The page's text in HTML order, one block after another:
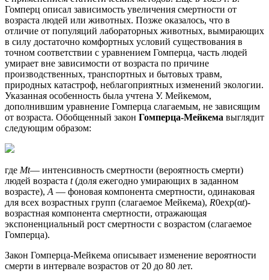
Гомперц описал зависимость увеличения смертности от
возраста людей или животных. Позже оказалось, что в
отличие от популяций лабораторных животных, вымирающих
в силу достаточно комфортных условий существования в
точном соответствии с уравнением Гомперца, часть людей
умирает вне зависимости от возраста по причине
производственных, транспортных и бытовых травм,
природных катастроф, неблагоприятных изменений экологии.
Указанная особенность была учтена У. Мейкемом,
дополнившим уравнение Гомперца слагаемым, не зависящим
от возраста. Обобщенный закон Гомперца-Мейкема выглядит
следующим образом:
где Мt— интенсивность смертности (вероятность смерти)
людей возраста t(доля ежегодно умирающих в заданном
возрасте), А — фоновая компонента смертности, одинаковая
для всех возрастных групп (слагаемое Мейкема), R0ехр(αt)-
возрастная компонента смертности, отражающая
экспоненциальный рост смертности с возрастом (слагаемое
Гомперца).
Закон Гомперца-Мейкема описывает изменение вероятности
смерти в интервале возрастов от 20 до 80 лет.